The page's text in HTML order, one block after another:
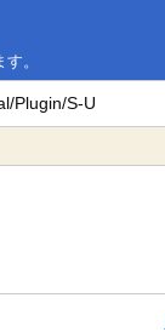
。
Plugin/S-U